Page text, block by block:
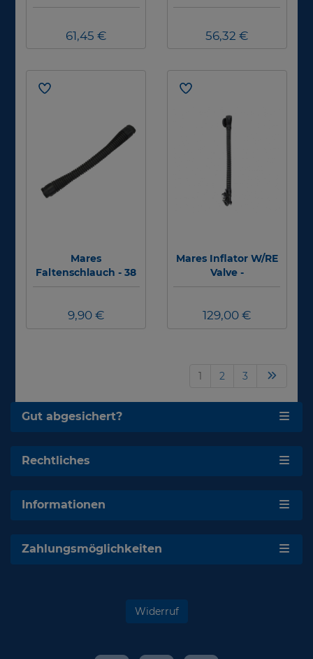
61,45 € 56,32 €
Mares
Faltenschlauch - 38
cm
9,90 €
Mares Inflator W/RE
Valve -
Inflatoreinheit
129,00 €
1 2 3
Gut abgesichert?
Rechtliches
Informationen
Zahlungsmöglichkeiten
Widerruf